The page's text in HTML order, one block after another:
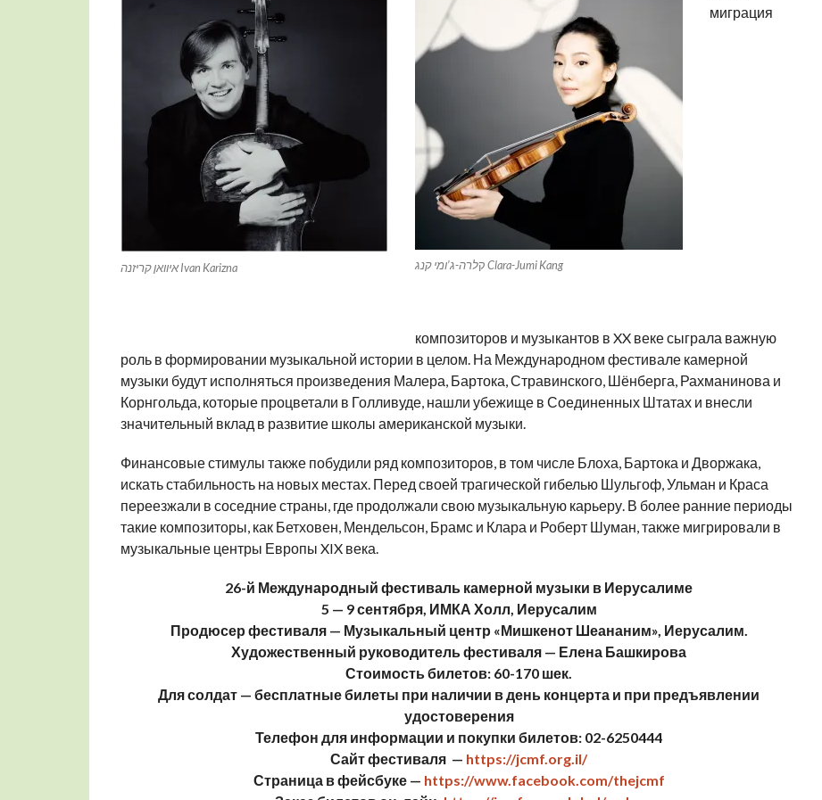
איוואן קריזנה Ivan Karizna קלרה-ג’ומי קנג Clara-Jumi Kang
миграция
композиторов и музыкантов в XX веке сыграла важную
роль в формировании музыкальной истории в целом. На Международном фестивале камерной
музыки будут исполняться произведения Малера, Бартока, Стравинского, Шёнберга, Рахманинова и
Корнгольда, которые процветали в Голливуде, нашли убежище в Соединенных Штатах и ​​внесли
значительный вклад в развитие школы американской музыки.
Финансовые стимулы также побудили ряд композиторов, в том числе Блоха, Бартока и Дворжака,
искать стабильность на новых местах. Перед своей трагической гибелью Шульгоф, Ульман и Краса
переезжали в соседние страны, где продолжали свою музыкальную карьеру. В более ранние периоды
такие композиторы, как Бетховен, Мендельсон, Брамс и Клара и Роберт Шуман, также мигрировали в
музыкальные центры Европы XIX века.
26-й Международный фестиваль камерной музыки в Иерусалиме
5 — 9 сентября, ИМКА Холл, Иерусалим
Продюсер фестиваля — Музыкальный центр «Мишкенот Шеананим», Иерусалим.
Художественный руководитель фестиваля — Елена Башкирова
Стоимость билетов: 60-170 шек.
Для солдат — бесплатные билеты при наличии в день концерта и при предъявлении
удостоверения
Телефон для информации и покупки билетов: 02-6250444
Сайт фестиваля — https://jcmf.org.il/
Страница в фейсбуке — https://www.facebook.com/thejcmf